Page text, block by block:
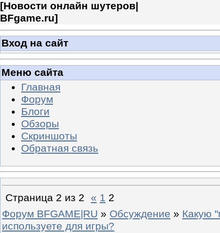
[Новости онлайн шутеров|
BFgame.ru]
Вход на сайт
Меню сайта
Главная
Форум
Блоги
Обзоры
Скриншоты
Обратная связь
Страница 2 из 2 « 1 2
Форум BFGAME|RU » Обсуждение » Какую
используете для игры?